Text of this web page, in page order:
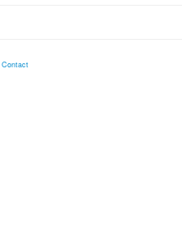
Contact